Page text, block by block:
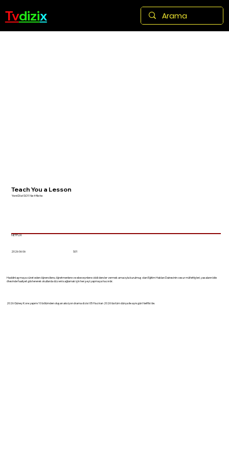
Tvdizix
Teach You a Lesson
Yeni Dizi S01 Netflixte
NETFLIX
2026 06 06 S01
Haddini aşmaya cüret eden öğrencilere, öğretmenlere ve ebeveynlere ciddi dersler vermek amacıyla kurulmuş olan Eğitim Hakları Dairesinin cesur müfettişleri, yasaların bile
ötesinde faaliyet göstererek okullarda düzeni sağlamak için her şeyi yapmaya hazırdır.
2026 Güney Kore yapımı 10 bölümden oluşan aksiyon drama dizisi 05 Haziran 2026'da tüm dünya ile aynı gün Netflix'de.